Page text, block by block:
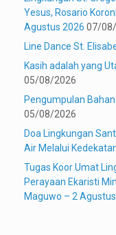
Yesus, Rosario
Agustus 2026 07/
Line Dance St.
Kasih adalah yang
05/08/2026
Pengumpulan
05/08/2026
Doa Lingkungan
Air Melalui
Tugas Koor Umat
Perayaan Ekaristi
Maguwo – 2